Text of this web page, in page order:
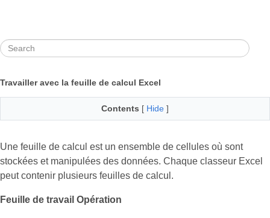
Travailler avec la feuille de calcul Excel
Contents [ Hide ]
Une feuille de calcul est un ensemble de cellules où sont
stockées et manipulées des données. Chaque classeur Excel
peut contenir plusieurs feuilles de calcul.
Feuille de travail Opération